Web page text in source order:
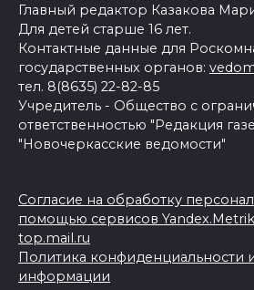
Главный редактор Казакова
Для детей старше 16 лет.
Контактные данные для
государственных органов:
тел. 8(8635) 22-82-85
Учредитель - Общество с
ответственностью "Редакция
"Новочеркасские ведомости"
Согласие на обработку
помощью сервисов
top.mail.ru
Политика конфиденциальности
информации